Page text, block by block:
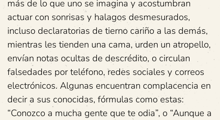
más de lo que uno se imagina y acostumbran
actuar con sonrisas y halagos desmesurados,
incluso declaratorias de tierno cariño a las demás,
mientras les tienden una cama, urden un atropello,
envían notas ocultas de descrédito, o circulan
falsedades por teléfono, redes sociales y correos
electrónicos. Algunas encuentran complacencia en
decir a sus conocidas, fórmulas como estas:
“Conozco a mucha gente que te odia”, o “Aunque a